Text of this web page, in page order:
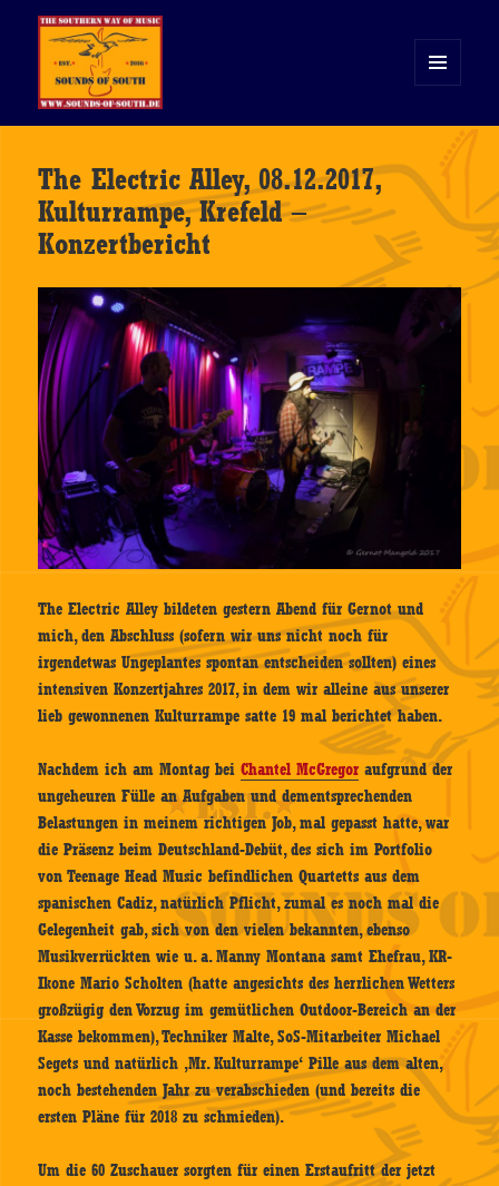
WIDGETS
The Electric Alley, 08.12.2017,
Kulturrampe, Krefeld –
Konzertbericht
The Electric Alley bildeten gestern Abend für Gernot und
mich, den Abschluss (sofern wir uns nicht noch für
irgendetwas Ungeplantes spontan entscheiden sollten) eines
intensiven Konzertjahres 2017, in dem wir alleine aus unserer
lieb gewonnenen Kulturrampe satte 19 mal berichtet haben.
Nachdem ich am Montag beiChantel McGregor aufgrund der
ungeheuren Fülle an Aufgaben und dementsprechenden
Belastungen in meinem richtigen Job, mal gepasst hatte, war
die Präsenz beim Deutschland-Debüt, des sich im Portfolio
von Teenage Head Music befindlichen Quartetts aus dem
spanischen Cadiz, natürlich Pflicht, zumal es noch mal die
Gelegenheit gab, sich von den vielen bekannten, ebenso
Musikverrückten wie u. a. Manny Montana samt Ehefrau, KR-
Ikone Mario Scholten (hatte angesichts des herrlichen Wetters
großzügig den Vorzug im gemütlichen Outdoor-Bereich an der
Kasse bekommen), Techniker Malte, SoS-Mitarbeiter Michael
Segets und natürlich ‚Mr. Kulturrampe‘ Pille aus dem alten,
noch bestehenden Jahr zu verabschieden (und bereits die
ersten Pläne für 2018 zu schmieden).
Um die 60 Zuschauer sorgten für einen Erstaufritt der jetzt